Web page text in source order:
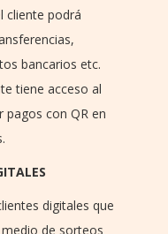
cliente podrá
bancarios etc.
tiene acceso al
con QR en
digitales que
de sorteos